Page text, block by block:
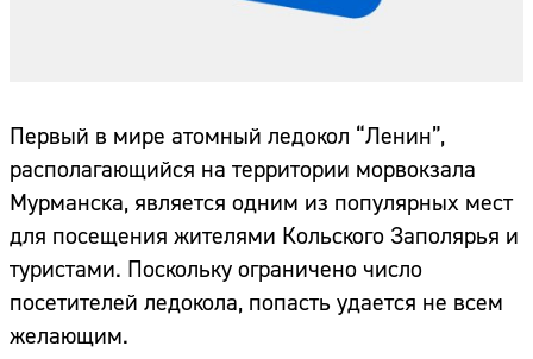
Первый в мире атомный ледокол “Ленин”,
располагающийся на территории морвокзала
Мурманска, является одним из популярных мест
для посещения жителями Кольского Заполярья и
туристами. Поскольку ограничено число
посетителей ледокола, попасть удается не всем
желающим.